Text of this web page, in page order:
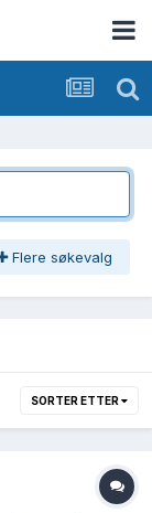
Flere søkevalg
SORTER ETTER